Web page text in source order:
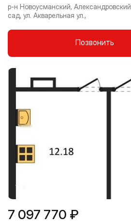
р-н Новоусманский, Александровский
сад, ул. Акварельная ул.,
Позвонить
7 097 770 ₽
1 / 8